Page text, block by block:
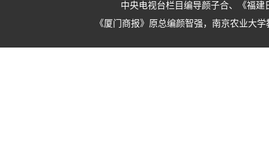
中央电视台栏目编导颜子合、《福
《厦门商报》原总编颜智强，南京农业大